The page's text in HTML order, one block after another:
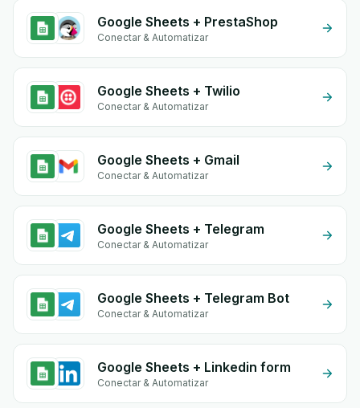
Google Sheets + PrestaShop
Conectar & Automatizar
Google Sheets + Twilio
Conectar & Automatizar
Google Sheets + Gmail
Conectar & Automatizar
Google Sheets + Telegram
Conectar & Automatizar
Google Sheets + Telegram Bot
Conectar & Automatizar
Google Sheets + Linkedin form
Conectar & Automatizar